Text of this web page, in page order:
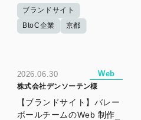
ブランドサイト
BtoC企業
京都
2026.06.30 Web
株式会社デンソーテン様
【ブランドサイト】バレー
ボールチームのWeb 制作_